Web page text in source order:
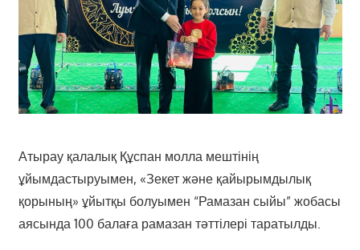
Атырау қалалық Құспан молла мештінің
ұйымдастыруымен, «Зекет және қайырымдылық
қорының» ұйытқы болуымен “Рамазан сыйы” жобасы
аясында 100 балаға рамазан тәттілері таратылды.